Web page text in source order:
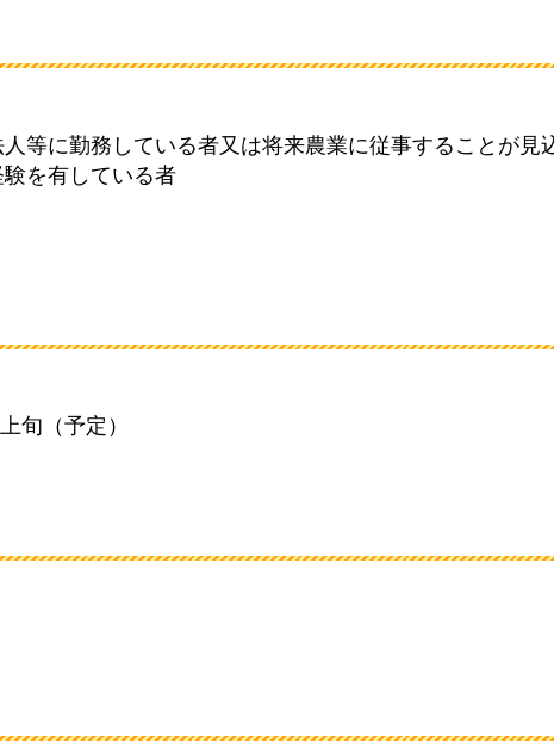
等に勤務している者又は将来農業に従事することが見
を有している者
旬（予定）